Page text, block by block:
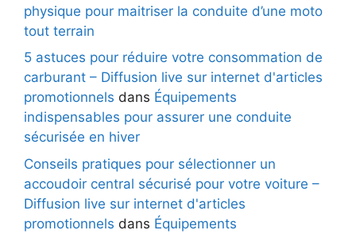
physique pour maitriser la conduite d’une moto
tout terrain
5 astuces pour réduire votre consommation de
carburant – Diffusion live sur internet d'articles
promotionnels dans Équipements
indispensables pour assurer une conduite
sécurisée en hiver
Conseils pratiques pour sélectionner un
accoudoir central sécurisé pour votre voiture –
Diffusion live sur internet d'articles
promotionnels dans Équipements